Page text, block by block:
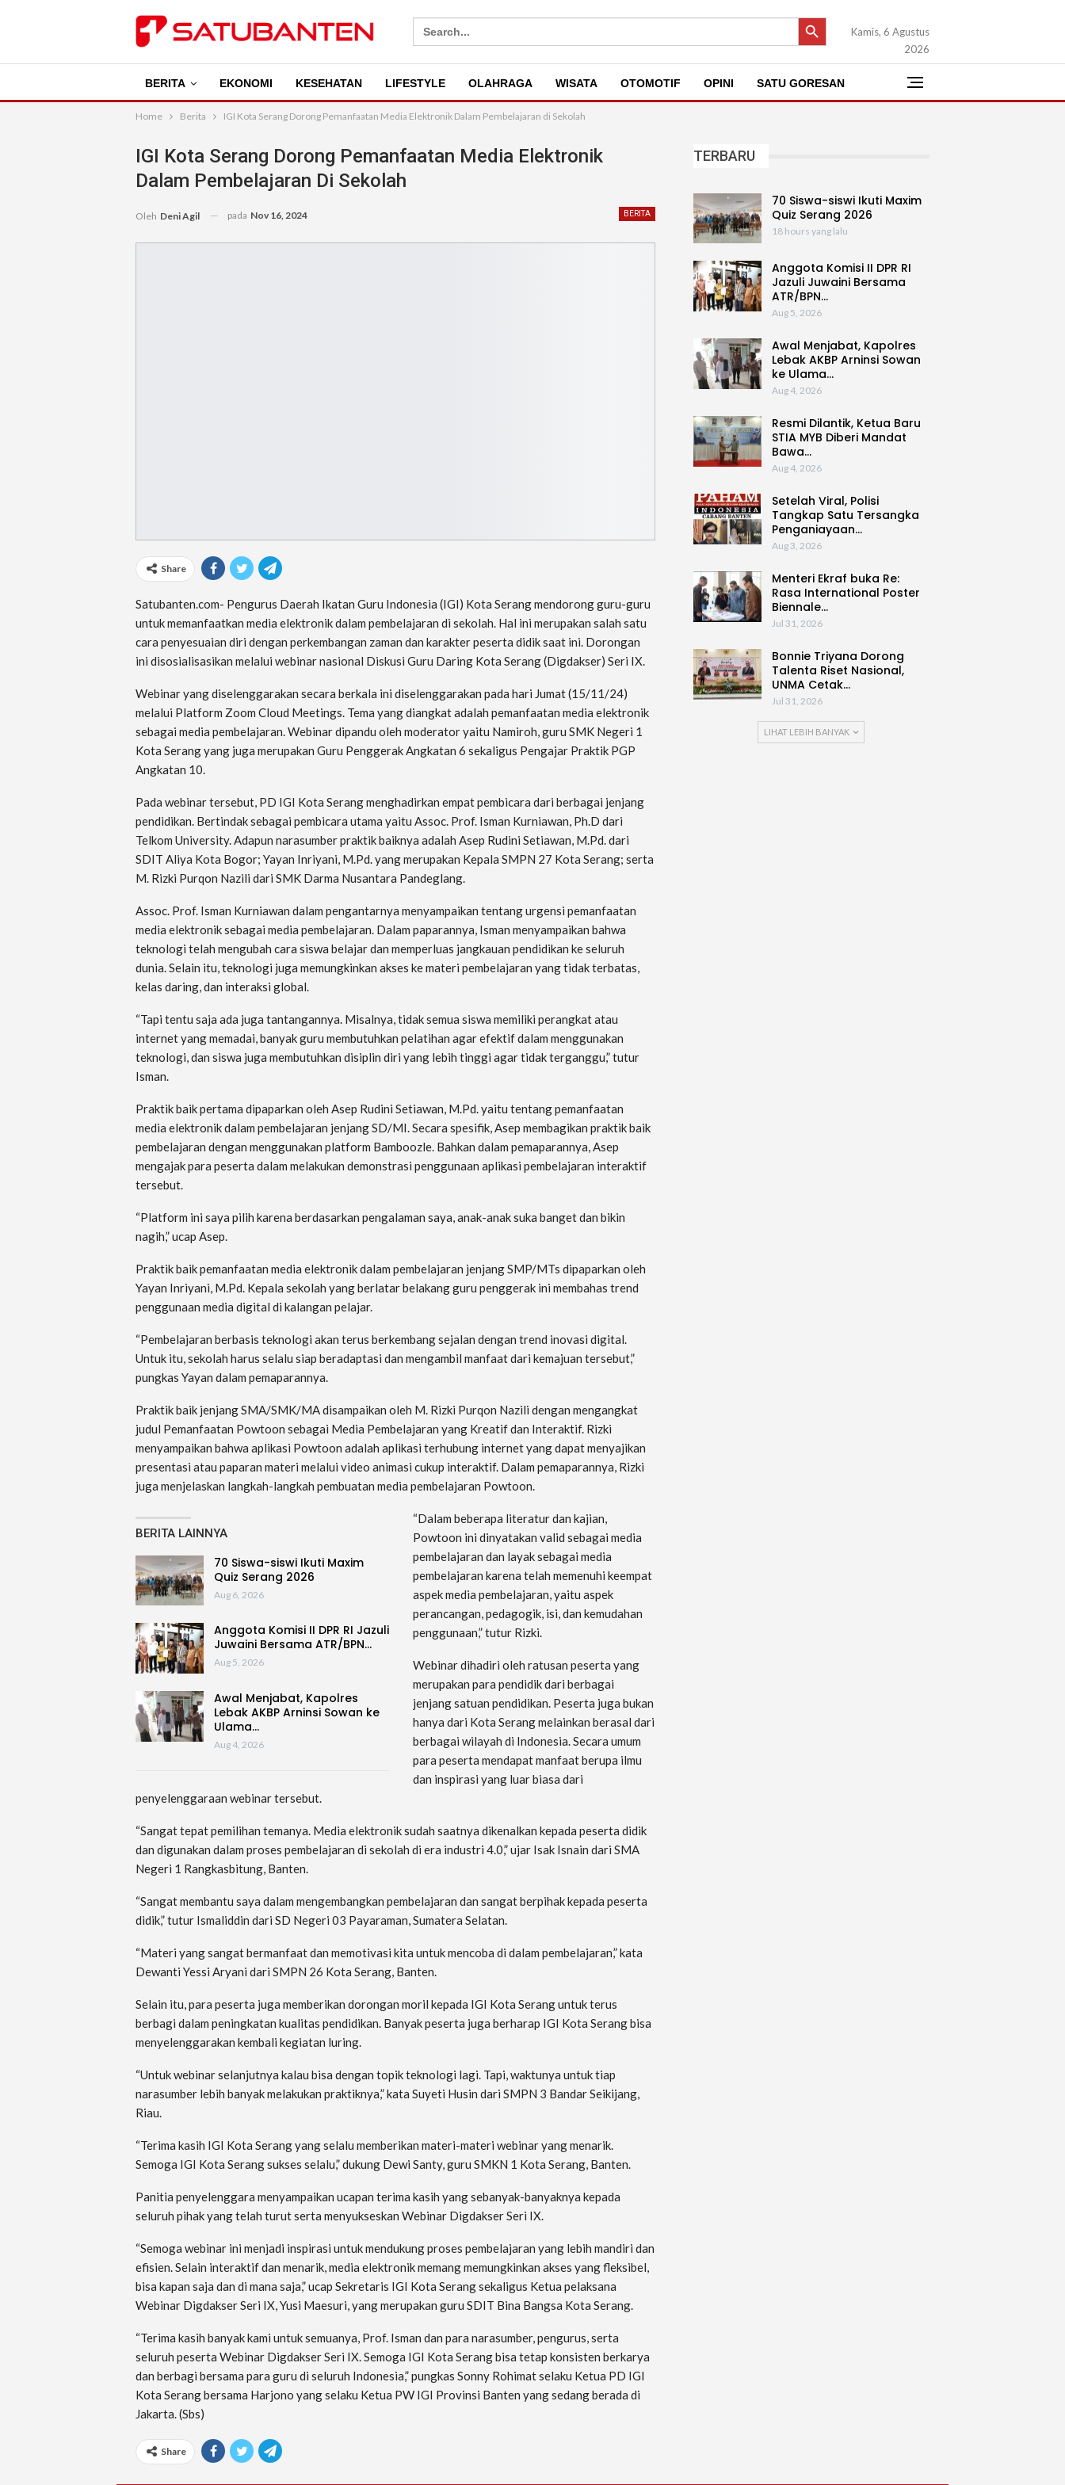
Search
for:
SEARCH BUTTON
Kamis, 6 Agustus
2026
BERITA EKONOMI KESEHATAN LIFESTYLE OLAHRAGA WISATA OTOMOTIF OPINI SATU GORESAN
Home Berita IGI Kota Serang Dorong Pemanfaatan Media Elektronik Dalam Pembelajaran di Sekolah
IGI Kota Serang Dorong Pemanfaatan Media Elektronik
Dalam Pembelajaran Di Sekolah
BERITA
Oleh Deni Agil pada Nov 16, 2024
Share
Satubanten.com- Pengurus Daerah Ikatan Guru Indonesia (IGI) Kota Serang mendorong guru-guru
untuk memanfaatkan media elektronik dalam pembelajaran di sekolah. Hal ini merupakan salah satu
cara penyesuaian diri dengan perkembangan zaman dan karakter peserta didik saat ini. Dorongan
ini disosialisasikan melalui webinar nasional Diskusi Guru Daring Kota Serang (Digdakser) Seri IX.
Webinar yang diselenggarakan secara berkala ini diselenggarakan pada hari Jumat (15/11/24)
melalui Platform Zoom Cloud Meetings. Tema yang diangkat adalah pemanfaatan media elektronik
sebagai media pembelajaran. Webinar dipandu oleh moderator yaitu Namiroh, guru SMK Negeri 1
Kota Serang yang juga merupakan Guru Penggerak Angkatan 6 sekaligus Pengajar Praktik PGP
Angkatan 10.
Pada webinar tersebut, PD IGI Kota Serang menghadirkan empat pembicara dari berbagai jenjang
pendidikan. Bertindak sebagai pembicara utama yaitu Assoc. Prof. Isman Kurniawan, Ph.D dari
Telkom University. Adapun narasumber praktik baiknya adalah Asep Rudini Setiawan, M.Pd. dari
SDIT Aliya Kota Bogor; Yayan Inriyani, M.Pd. yang merupakan Kepala SMPN 27 Kota Serang; serta
M. Rizki Purqon Nazili dari SMK Darma Nusantara Pandeglang.
Assoc. Prof. Isman Kurniawan dalam pengantarnya menyampaikan tentang urgensi pemanfaatan
media elektronik sebagai media pembelajaran. Dalam paparannya, Isman menyampaikan bahwa
teknologi telah mengubah cara siswa belajar dan memperluas jangkauan pendidikan ke seluruh
dunia. Selain itu, teknologi juga memungkinkan akses ke materi pembelajaran yang tidak terbatas,
kelas daring, dan interaksi global.
“Tapi tentu saja ada juga tantangannya. Misalnya, tidak semua siswa memiliki perangkat atau
internet yang memadai, banyak guru membutuhkan pelatihan agar efektif dalam menggunakan
teknologi, dan siswa juga membutuhkan disiplin diri yang lebih tinggi agar tidak terganggu,” tutur
Isman.
Praktik baik pertama dipaparkan oleh Asep Rudini Setiawan, M.Pd. yaitu tentang pemanfaatan
media elektronik dalam pembelajaran jenjang SD/MI. Secara spesifik, Asep membagikan praktik baik
pembelajaran dengan menggunakan platform Bamboozle. Bahkan dalam pemaparannya, Asep
mengajak para peserta dalam melakukan demonstrasi penggunaan aplikasi pembelajaran interaktif
tersebut.
“Platform ini saya pilih karena berdasarkan pengalaman saya, anak-anak suka banget dan bikin
nagih,” ucap Asep.
Praktik baik pemanfaatan media elektronik dalam pembelajaran jenjang SMP/MTs dipaparkan oleh
Yayan Inriyani, M.Pd. Kepala sekolah yang berlatar belakang guru penggerak ini membahas trend
penggunaan media digital di kalangan pelajar.
“Pembelajaran berbasis teknologi akan terus berkembang sejalan dengan trend inovasi digital.
Untuk itu, sekolah harus selalu siap beradaptasi dan mengambil manfaat dari kemajuan tersebut,”
pungkas Yayan dalam pemaparannya.
Praktik baik jenjang SMA/SMK/MA disampaikan oleh M. Rizki Purqon Nazili dengan mengangkat
judul Pemanfaatan Powtoon sebagai Media Pembelajaran yang Kreatif dan Interaktif. Rizki
menyampaikan bahwa aplikasi Powtoon adalah aplikasi terhubung internet yang dapat menyajikan
presentasi atau paparan materi melalui video animasi cukup interaktif. Dalam pemaparannya, Rizki
juga menjelaskan langkah-langkah pembuatan media pembelajaran Powtoon.
BERITA LAINNYA
70 Siswa-siswi Ikuti Maxim
Quiz Serang 2026
Aug 6, 2026
Anggota Komisi II DPR RI Jazuli
Juwaini Bersama ATR/BPN…
Aug 5, 2026
Awal Menjabat, Kapolres
Lebak AKBP Arninsi Sowan ke
Ulama…
Aug 4, 2026
“Dalam beberapa literatur dan kajian,
Powtoon ini dinyatakan valid sebagai media
pembelajaran dan layak sebagai media
pembelajaran karena telah memenuhi keempat
aspek media pembelajaran, yaitu aspek
perancangan, pedagogik, isi, dan kemudahan
penggunaan,” tutur Rizki.
Webinar dihadiri oleh ratusan peserta yang
merupakan para pendidik dari berbagai
jenjang satuan pendidikan. Peserta juga bukan
hanya dari Kota Serang melainkan berasal dari
berbagai wilayah di Indonesia. Secara umum
para peserta mendapat manfaat berupa ilmu
dan inspirasi yang luar biasa dari
penyelenggaraan webinar tersebut.
“Sangat tepat pemilihan temanya. Media elektronik sudah saatnya dikenalkan kepada peserta didik
dan digunakan dalam proses pembelajaran di sekolah di era industri 4.0,” ujar Isak Isnain dari SMA
Negeri 1 Rangkasbitung, Banten.
“Sangat membantu saya dalam mengembangkan pembelajaran dan sangat berpihak kepada peserta
didik,” tutur Ismaliddin dari SD Negeri 03 Payaraman, Sumatera Selatan.
“Materi yang sangat bermanfaat dan memotivasi kita untuk mencoba di dalam pembelajaran,” kata
Dewanti Yessi Aryani dari SMPN 26 Kota Serang, Banten.
Selain itu, para peserta juga memberikan dorongan moril kepada IGI Kota Serang untuk terus
berbagi dalam peningkatan kualitas pendidikan. Banyak peserta juga berharap IGI Kota Serang bisa
menyelenggarakan kembali kegiatan luring.
“Untuk webinar selanjutnya kalau bisa dengan topik teknologi lagi. Tapi, waktunya untuk tiap
narasumber lebih banyak melakukan praktiknya,” kata Suyeti Husin dari SMPN 3 Bandar Seikijang,
Riau.
“Terima kasih IGI Kota Serang yang selalu memberikan materi-materi webinar yang menarik.
Semoga IGI Kota Serang sukses selalu,” dukung Dewi Santy, guru SMKN 1 Kota Serang, Banten.
Panitia penyelenggara menyampaikan ucapan terima kasih yang sebanyak-banyaknya kepada
seluruh pihak yang telah turut serta menyukseskan Webinar Digdakser Seri IX.
“Semoga webinar ini menjadi inspirasi untuk mendukung proses pembelajaran yang lebih mandiri dan
efisien. Selain interaktif dan menarik, media elektronik memang memungkinkan akses yang fleksibel,
bisa kapan saja dan di mana saja,” ucap Sekretaris IGI Kota Serang sekaligus Ketua pelaksana
Webinar Digdakser Seri IX, Yusi Maesuri, yang merupakan guru SDIT Bina Bangsa Kota Serang.
“Terima kasih banyak kami untuk semuanya, Prof. Isman dan para narasumber, pengurus, serta
seluruh peserta Webinar Digdakser Seri IX. Semoga IGI Kota Serang bisa tetap konsisten berkarya
dan berbagi bersama para guru di seluruh Indonesia,” pungkas Sonny Rohimat selaku Ketua PD IGI
Kota Serang bersama Harjono yang selaku Ketua PW IGI Provinsi Banten yang sedang berada di
Jakarta. (Sbs)
Share
TERBARU
70 Siswa-siswi Ikuti Maxim
Quiz Serang 2026
18 hours yang lalu
Anggota Komisi II DPR RI
Jazuli Juwaini Bersama
ATR/BPN…
Aug 5, 2026
Awal Menjabat, Kapolres
Lebak AKBP Arninsi Sowan
ke Ulama…
Aug 4, 2026
Resmi Dilantik, Ketua Baru
STIA MYB Diberi Mandat
Bawa…
Aug 4, 2026
Setelah Viral, Polisi
Tangkap Satu Tersangka
Penganiayaan…
Aug 3, 2026
Menteri Ekraf buka Re:
Rasa International Poster
Biennale…
Jul 31, 2026
Bonnie Triyana Dorong
Talenta Riset Nasional,
UNMA Cetak…
Jul 31, 2026
LIHAT LEBIH BANYAK